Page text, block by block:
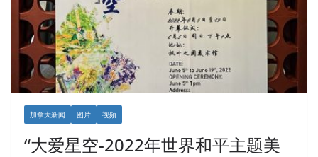
加拿大新闻 图片 视频
“大爱星空-2022年世界和平主题美